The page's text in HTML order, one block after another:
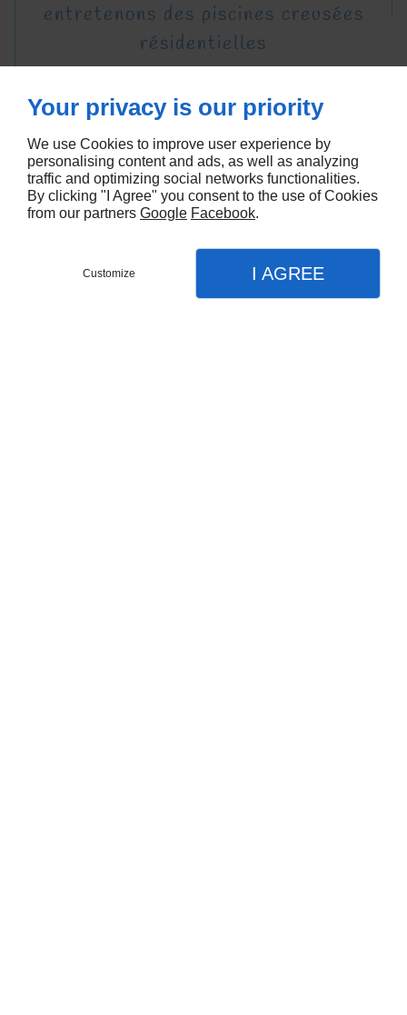
entretenons des piscines creusées
résidentielles
Your privacy is our priority
We use Cookies to improve user experience by
personalising content and ads, as well as analyzing
traffic and optimizing social networks functionalities.
By clicking "I Agree" you consent to the use of Cookies
from our partners Google Facebook.
Customize I AGREE